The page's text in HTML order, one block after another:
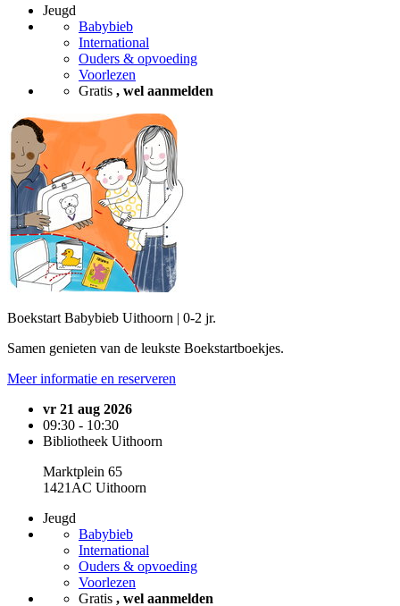
Jeugd
Babybieb
International
Ouders & opvoeding
Voorlezen
Gratis , wel aanmelden
Boekstart Babybieb Uithoorn | 0-2 jr.
Samen genieten van de leukste Boekstartboekjes.
Meer informatie en reserveren
vr 21 aug 2026
09:30 - 10:30
Bibliotheek Uithoorn
Marktplein 65
1421AC Uithoorn
Jeugd
Babybieb
International
Ouders & opvoeding
Voorlezen
Gratis , wel aanmelden